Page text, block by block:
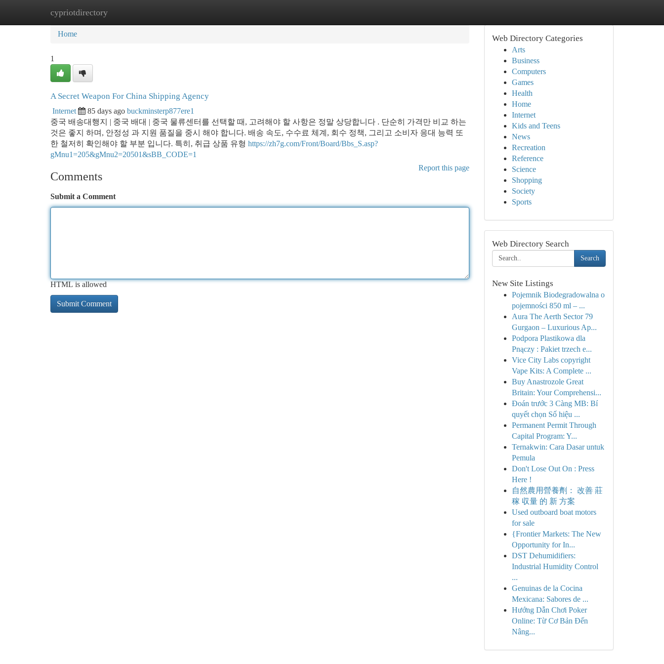
cypriotdirectory
Home New Site Listings
Home
1
A Secret Weapon For China Shipping Agency
Internet 85 days ago buckminsterp877ere1
중국 배송대행지 | 중국 배대 | 중국 물류센터를 선택할 때, 고려해야 할 사항은 정말 상당합니다 . 단순히 가격만 비교 하는
것은 좋지 하며, 안정성 과 지원 품질을 중시 해야 합니다. 배송 속도, 수수료 체계, 회수 정책, 그리고 소비자 응대 능력 또
한 철저히 확인해야 할 부분 입니다. 특히, 취급 상품 유형 https://zh7g.com/Front/Board/Bbs_S.asp?
gMnu1=205&gMnu2=20501&sBB_CODE=1
Report this page
Comments
Submit a Comment
HTML is allowed
Web Directory Categories
Arts
Business
Computers
Games
Health
Home
Internet
Kids and Teens
News
Recreation
Reference
Science
Shopping
Society
Sports
Web Directory Search
Search
New Site Listings
Pojemnik Biodegradowalna o
pojemności 850 ml – ...
Aura The Aerth Sector 79
Gurgaon – Luxurious Ap...
Podpora Plastikowa dla
Pnączy : Pakiet trzech e...
Vice City Labs copyright
Vape Kits: A Complete ...
Buy Anastrozole Great
Britain: Your Comprehensi...
Đoán trước 3 Càng MB: Bí
quyết chọn Số hiệu ...
Permanent Permit Through
Capital Program: Y...
Ternakwin: Cara Dasar untuk
Pemula
Don't Lose Out On : Press
Here !
自然農用營養劑： 改善 莊
稼 収量 的 新 方案
Used outboard boat motors
for sale
{Frontier Markets: The New
Opportunity for In...
DST Dehumidifiers:
Industrial Humidity Control
...
Genuinas de la Cocina
Mexicana: Sabores de ...
Hướng Dẫn Chơi Poker
Online: Từ Cơ Bản Đến
Nâng...